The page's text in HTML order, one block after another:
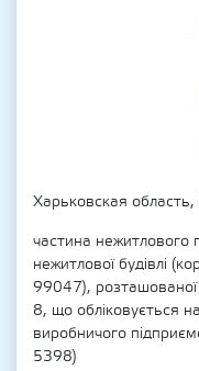
Харьковская
частина
нежитлової будівлі
99047),
8, що обліковується
виробничого
5398)